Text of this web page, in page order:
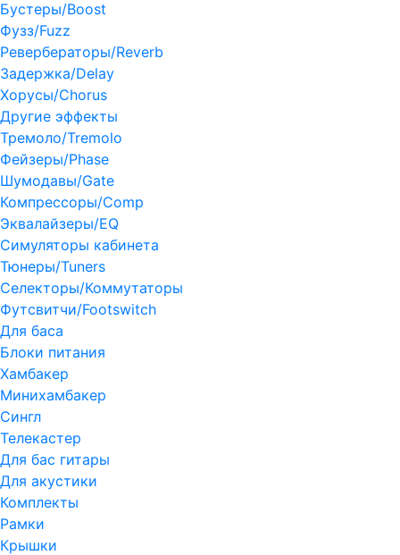
Бустеры/Boost
Фузз/Fuzz
Ревербераторы/Reverb
Задержка/Delay
Хорусы/Chorus
Другие эффекты
Тремоло/Tremolo
Фейзеры/Phase
Шумодавы/Gate
Компрессоры/Comp
Эквалайзеры/EQ
Симуляторы кабинета
Тюнеры/Tuners
Селекторы/Коммутаторы
Футсвитчи/Footswitch
Для баса
Блоки питания
Хамбакер
Минихамбакер
Сингл
Телекастер
Для бас гитары
Для акустики
Комплекты
Рамки
Крышки